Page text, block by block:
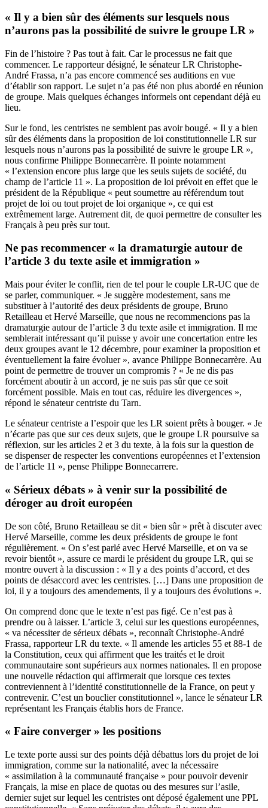
« Il y a bien sûr des éléments sur lesquels nous
n’aurons pas la possibilité de suivre le groupe LR »
Fin de l’histoire ? Pas tout à fait. Car le processus ne fait que
commencer. Le rapporteur désigné, le sénateur LR Christophe-
André Frassa, n’a pas encore commencé ses auditions en vue
d’établir son rapport. Le sujet n’a pas été non plus abordé en réunion
de groupe. Mais quelques échanges informels ont cependant déjà eu
lieu.
Sur le fond, les centristes ne semblent pas avoir bougé. « Il y a bien
sûr des éléments dans la proposition de loi constitutionnelle LR sur
lesquels nous n’aurons pas la possibilité de suivre le groupe LR »,
nous confirme Philippe Bonnecarrère. Il pointe notamment
« l’extension encore plus large que les seuls sujets de société, du
champ de l’article 11 ». La proposition de loi prévoit en effet que le
président de la République « peut soumettre au référendum tout
projet de loi ou tout projet de loi organique », ce qui est
extrêmement large. Autrement dit, de quoi permettre de consulter les
Français à peu près sur tout.
Ne pas recommencer « la dramaturgie autour de
l’article 3 du texte asile et immigration »
Mais pour éviter le conflit, rien de tel pour le couple LR-UC que de
se parler, communiquer. « Je suggère modestement, sans me
substituer à l’autorité des deux présidents de groupe, Bruno
Retailleau et Hervé Marseille, que nous ne recommencions pas la
dramaturgie autour de l’article 3 du texte asile et immigration. Il me
semblerait intéressant qu’il puisse y avoir une concertation entre les
deux groupes avant le 12 décembre, pour examiner la proposition et
éventuellement la faire évoluer », avance Philippe Bonnecarrère. Au
point de permettre de trouver un compromis ? « Je ne dis pas
forcément aboutir à un accord, je ne suis pas sûr que ce soit
forcément possible. Mais en tout cas, réduire les divergences »,
répond le sénateur centriste du Tarn.
Le sénateur centriste a l’espoir que les LR soient prêts à bouger. « Je
n’écarte pas que sur ces deux sujets, que le groupe LR poursuive sa
réflexion, sur les articles 2 et 3 du texte, à la fois sur la question de
se dispenser de respecter les conventions européennes et l’extension
de l’article 11 », pense Philippe Bonnecarrere.
« Sérieux débats » à venir sur la possibilité de
déroger au droit européen
De son côté, Bruno Retailleau se dit « bien sûr » prêt à discuter avec
Hervé Marseille, comme les deux présidents de groupe le font
régulièrement. « On s’est parlé avec Hervé Marseille, et on va se
revoir bientôt », assure ce mardi le président du groupe LR, qui se
montre ouvert à la discussion : « Il y a des points d’accord, et des
points de désaccord avec les centristes. […] Dans une proposition de
loi, il y a toujours des amendements, il y a toujours des évolutions ».
On comprend donc que le texte n’est pas figé. Ce n’est pas à
prendre ou à laisser. L’article 3, celui sur les questions européennes,
« va nécessiter de sérieux débats », reconnaît Christophe-André
Frassa, rapporteur LR du texte. « Il amende les articles 55 et 88-1 de
la Constitution, ceux qui affirment que les traités et le droit
communautaire sont supérieurs aux normes nationales. Il en propose
une nouvelle rédaction qui affirmerait que lorsque ces textes
contreviennent à l’identité constitutionnelle de la France, on peut y
contrevenir. C’est un bouclier constitutionnel », lance le sénateur LR
représentant les Français établis hors de France.
« Faire converger » les positions
Le texte porte aussi sur des points déjà débattus lors du projet de loi
immigration, comme sur la nationalité, avec la nécessaire
« assimilation à la communauté française » pour pouvoir devenir
Français, la mise en place de quotas ou des mesures sur l’asile,
dernier sujet sur lequel les centristes ont déposé également une PPL